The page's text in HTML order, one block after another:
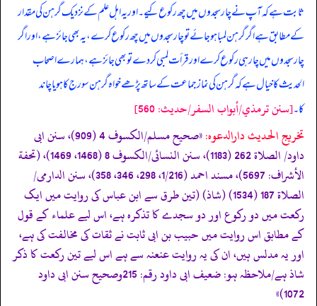
ثابت ہے کہ آپ نے چار سجدوں میں چھ رکوع کیے۔ اور یہ اہل علم کے نزدیک گرہن کی مقدار
کے مطابق ہے اگر گرہن لمبا ہو جائے تو چار سجدوں میں چھ رکوع کرے، یہ بھی جائز ہے، اور اگر
چار سجدوں میں چار ہی رکوع کرے اور قرأت لمبی کر دے تو بھی جائز ہے، ہمارے اصحاب
الحدیث کا خیال ہے کہ گرہن کی نماز جماعت کے ساتھ پڑھے خواہ گرہن سورج کا ہو یا چاند
کا۔[سنن ترمذي/أبواب السفر/حدیث: 560]
تخریج الحدیث دارالدعوہ:
«صحیح مسلم/الکسوف 4 (909)، سنن ابی
داود/ الصلاة 262 (1183)، سنن النسائی/الکسوف 8 (1468، 1469)، (تحفة
الأشراف: 5697)، مسند احمد (1/216، 298، 346، 358)، سنن الدارمی/
الصلاة 187 (1534) (شاذ) (تین طرق سے ابن عباس کی روایت میں ایک
رکعت میں دو رکوع اور دو سجدے کا تذکرہ ہے، اس لیے علماء کے قول
کے مطابق اس روایت میں حبیب بن ابی ثابت نے ثقات کی مخالفت کی ہے،
اور یہ مدلس ہیں، ان کی یہ روایت عنعنہ سے ہے اس لیے تین رکعت کا ذکر
شاذ ہے/ملاحظہ ہو: ضعیف ابی داود رقم: 215وصحیح سنن ابی داود
1072)»